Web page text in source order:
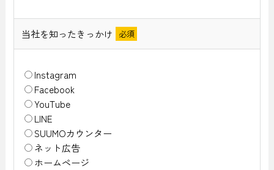
当社を知ったきっかけ
Instagram
Facebook
YouTube
LINE
SUUMOカウンター
ネット広告
ホームページ